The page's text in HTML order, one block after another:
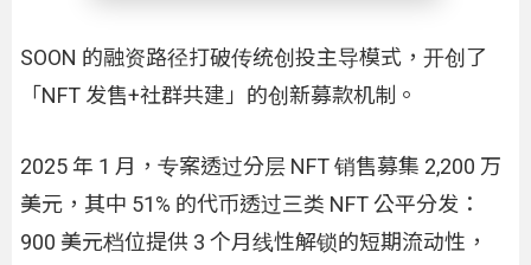
SOON 的融资路径打破传统创投主导模式，开创了
「NFT 发售+社群共建」的创新募款机制。
2025 年 1 月，专案透过分层 NFT 销售募集 2,200 万
美元，其中 51% 的代币透过三类 NFT 公平分发：
900 美元档位提供 3 个月线性解锁的短期流动性，